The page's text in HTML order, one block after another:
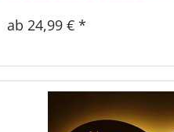
ab 24,99 € *